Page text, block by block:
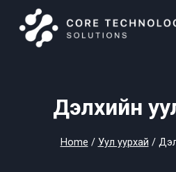
content
Дэлхийн
Home / Уул уурхай /